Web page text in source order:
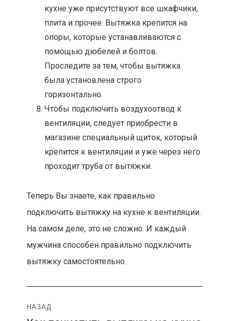
кухне уже присутствуют все шкафчики,
плита и прочее. Вытяжка крепится на
опоры, которые устанавливаются с
помощью дюбелей и болтов.
Проследите за тем, чтобы вытяжка
была установлена строго
горизонтально.
Чтобы подключить воздухоотвод к
вентиляции, следует приобрести в
магазине специальный щиток, который
крепится к вентиляции и уже через него
проходит труба от вытяжки.
Теперь Вы знаете, как правильно
подключить вытяжку на кухне к вентиляции.
На самом деле, это не сложно. И каждый
мужчина способен правильно подключить
вытяжку самостоятельно.
Навигация
НАЗАД